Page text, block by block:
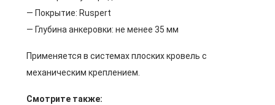
— Покрытие: Ruspert
— Глубина анкеровки: не менее 35 мм
Применяется в системах плоских кровель с
механическим креплением.
Смотрите также: